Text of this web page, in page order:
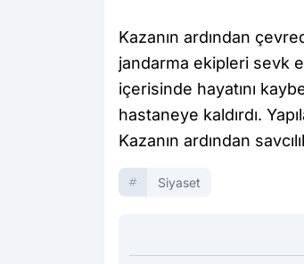
Kazanın ardından
jandarma ekipleri sevk
içerisinde hayatını
hastaneye kaldırdı.
Kazanın ardından
Siyaset